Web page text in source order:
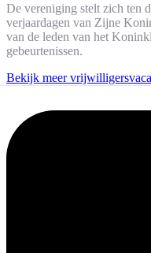
De vereniging stelt zich ten
verjaardagen van Zijne
van de leden van het
gebeurtenissen.
Bekijk meer